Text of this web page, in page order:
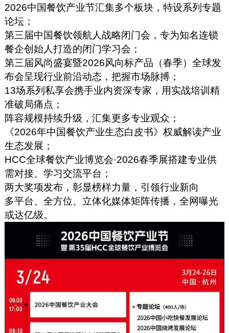
2026中国餐饮产业节汇集多个板块，特设系列专题
论坛；
第三届中国餐饮领航人战略闭门会，专为知名连锁
餐企创始人打造的闭门学习会；
第三届风尚盛宴暨2026风向标产品（春季）全球发
布会呈现行业前沿动态，把握市场脉搏；
13场系列私享会携手业内资深专家，用实战培训精
准破局痛点；
阵容规模持续升级，汇集更多专业观众；
《2026年中国餐饮产业生态白皮书》权威解读产业
生态发展；
HCC全球餐饮产业博览会·2026春季展搭建专业供
需对接、学习交流平台；
两大奖项发布，彰显榜样力量，引领行业新向
多平台、全方位、立体化媒体矩阵传播，全网曝光
或达亿级。